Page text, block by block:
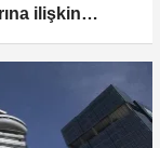
ilişkin